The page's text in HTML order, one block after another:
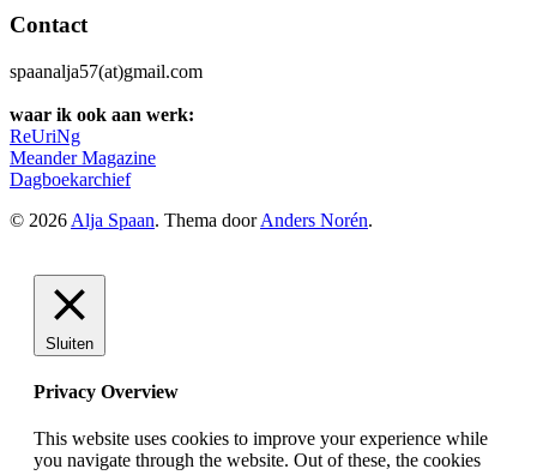
Contact
spaanalja57(at)gmail.com
waar ik ook aan werk:
ReUriNg
Meander Magazine
Dagboekarchief
© 2026 Alja Spaan. Thema doorAnders Norén.
Sluiten
Privacy Overview
This website uses cookies to improve your experience while
you navigate through the website. Out of these, the cookies